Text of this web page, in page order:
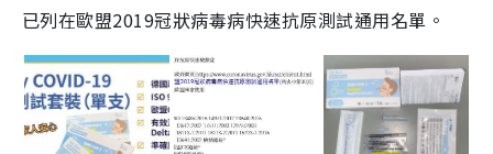
已列在歐盟2019冠狀病毒病快速抗原測試通用名單。